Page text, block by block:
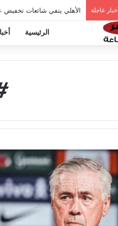
عاجلة الأهلي ينفي شائعات تخفيض
الرئيسية